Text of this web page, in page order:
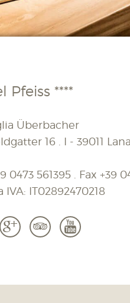
Pfeiss ****
Überbacher
16 . I - 39011
0473 561395 . Fax +39
IVA: IT02892470218
c 3 r